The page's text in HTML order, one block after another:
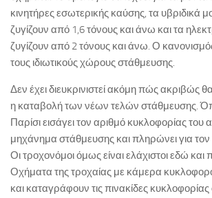
κινητήρες εσωτερικής καύσης, τα υβριδικά
ζυγίζουν από 1,6 τόνους και άνω και τα
ζυγίζουν από 2 τόνους και άνω. Ο κανονισμός
τους ιδιωτικούς χώρους στάθμευσης.
Δεν έχει διευκρινιστεί ακόμη πώς ακριβώς
η καταβολή των νέων τελών στάθμευσης.
Παρίσι εισάγει τον αριθμό κυκλοφορίας του
μηχάνημα στάθμευσης και πληρώνει για
Οι τροχονόμοι όμως είναι ελάχιστοι εδώ και
Οχήματα της τροχαίας με κάμερα
και καταγράφουν τις πινακίδες